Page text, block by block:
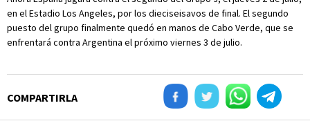
en el Estadio Los Angeles, por los dieciseisavos de final. El segundo
puesto del grupo finalmente quedó en manos de Cabo Verde, que se
enfrentará contra Argentina el próximo viernes 3 de julio.
COMPARTIRLA